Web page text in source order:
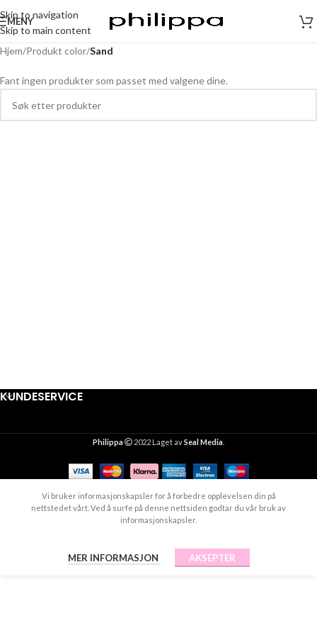
Skip to navigation
Skip to main content
MENY
Hjem/Produkt color/Sand
Fant ingen produkter som passet med valgene dine.
KUNDESERVICE
Philippa 2022 Laget avSeal Media
Vi bruker informasjonskapsler for å forbedre opplevelsen din på
nettstedet vårt. Ved å surfe på denne nettsiden godtar du vår bruk av
informasjonskapsler.
MER INFORMASJON AKSEPTER